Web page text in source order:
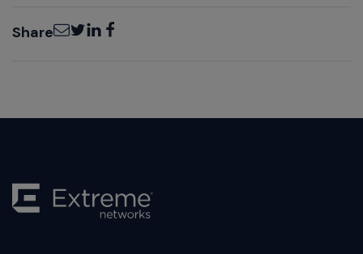
ShareEmailTwitter
LinkedInFacebook